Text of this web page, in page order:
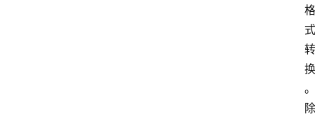
格
式
转
换
。
除